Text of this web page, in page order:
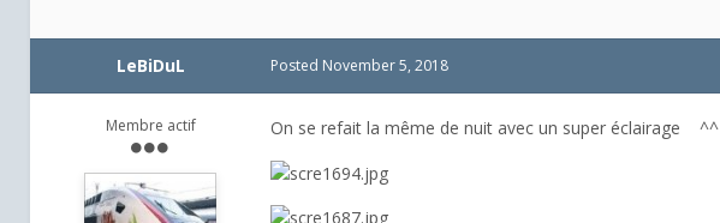
LeBiDuL
Membre actif
Posted November 5, 2018
On se refait la même de nuit avec un super éclairage ^^